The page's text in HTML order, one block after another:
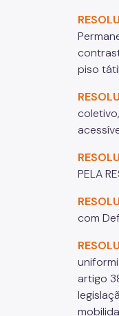
piso
PELA
com
artigo